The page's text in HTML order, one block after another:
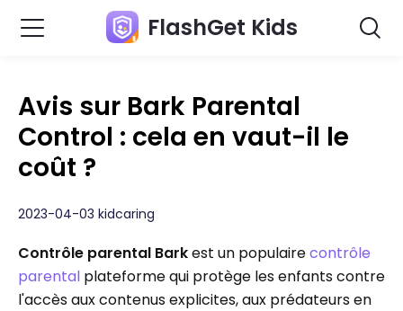
FlashGet Kids
Avis sur Bark Parental
Control : cela en vaut-il le
coût ?
2023-04-03 kidcaring
Contrôle parental Barkest un populairecontrôle
parental plateforme qui protège les enfants contre
l'accès aux contenus explicites, aux prédateurs en